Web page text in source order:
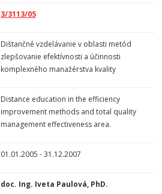
3/3113/05
Dištančné vzdelávanie v oblasti metód
zlepšovanie efektívnosti a účinnosti
komplexného manažérstva kvality
Distance education in the efficiency
improvement methods and total quality
management effectiveness area.
01.01.2005 - 31.12.2007
doc. Ing. Iveta Paulová, PhD.